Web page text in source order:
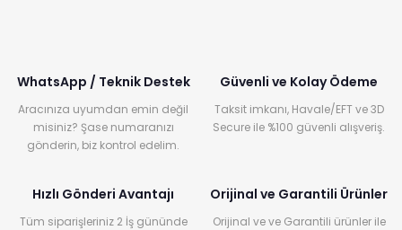
WhatsApp / Teknik Destek
Aracınıza uyumdan emin değil
misiniz? Şase numaranızı
gönderin, biz kontrol edelim.
Güvenli ve Kolay Ödeme
Taksit imkanı, Havale/EFT ve 3D
Secure ile %100 güvenli alışveriş.
Hızlı Gönderi Avantajı
Tüm siparişleriniz 2 İş gününde
Orijinal ve Garantili Ürünler
Orijinal ve ve Garantili ürünler ile